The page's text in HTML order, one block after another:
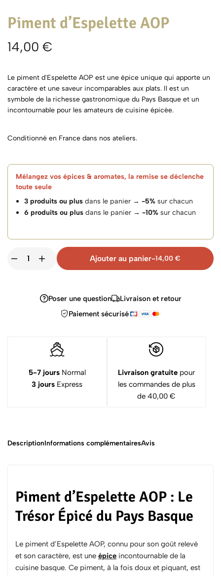
Piment d’Espelette AOP
14,00 €
Le piment d'Espelette AOP est une épice unique qui apporte un
caractère et une saveur incomparables aux plats. Il est un
symbole de la richesse gastronomique du Pays Basque et un
incontournable pour les amateurs de cuisine épicée.
Conditionné en France dans nos ateliers.
Mélangez vos épices & aromates, la remise se déclenche
toute seule
3 produits ou plus dans le panier →-5% sur chacun
6 produits ou plus dans le panier →-10% sur chacun
Ajouter au panier-14,00 €
Poser une question
Livraison et retour
Paiement sécurisé
5-7 joursNormal
3 jours Express
Livraison gratuite pour
les commandes de plus
de 40,00 €
DescriptionInformations complémentairesAvis
Piment d’Espelette AOP : Le
Trésor Épicé du Pays Basque
Le piment d’Espelette AOP, connu pour son goût relevé
et son caractère, est une épice incontournable de la
cuisine basque. Ce piment, à la fois doux et piquant, est